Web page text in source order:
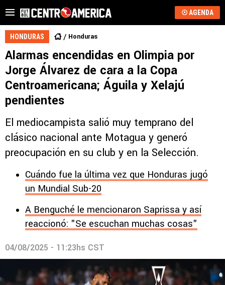
AGENDA
HONDURAS Honduras
Alarmas encendidas en Olimpia por
Jorge Álvarez de cara a la Copa
Centroamericana; Águila y Xelajú
pendientes
El mediocampista salió muy temprano del
clásico nacional ante Motagua y generó
preocupación en su club y en la Selección.
Cuándo fue la última vez que Honduras jugó
un Mundial Sub-20
A Benguché le mencionaron Saprissa y así
reaccionó: "Se escuchan muchas cosas"
04/08/2025 - 11:23hs CST